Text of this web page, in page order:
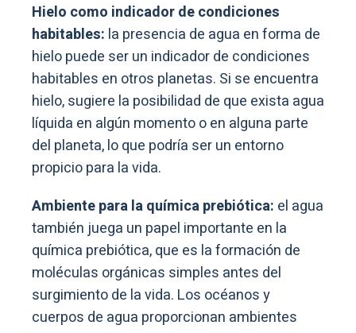
Hielo como indicador de condiciones
habitables: la presencia de agua en forma de
hielo puede ser un indicador de condiciones
habitables en otros planetas. Si se encuentra
hielo, sugiere la posibilidad de que exista agua
líquida en algún momento o en alguna parte
del planeta, lo que podría ser un entorno
propicio para la vida.
Ambiente para la química prebiótica: el agua
también juega un papel importante en la
química prebiótica, que es la formación de
moléculas orgánicas simples antes del
surgimiento de la vida. Los océanos y
cuerpos de agua proporcionan ambientes